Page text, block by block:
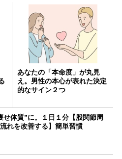
あなたの「本命度」が丸見
え。男性の本心が表れた決定
的なサイン２つ
せ体質”に。１日１分【股関節周
れを改善する】簡単習慣